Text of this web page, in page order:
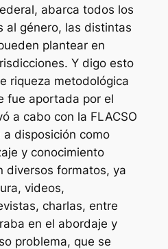
abarca todos los
al género, las distintas
plantear en
Y digo esto
riqueza metodológica
fue aportada por el
a cabo con la FLACSO
disposición como
y conocimiento
diversos formatos, ya
videos,
charlas, entre
en el abordaje y
problema, que se